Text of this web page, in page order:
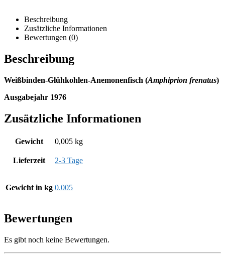
Beschreibung
Zusätzliche Informationen
Bewertungen (0)
Beschreibung
Weißbinden-Glühkohlen-Anemonenfisch (Amphiprion frenatus)
Ausgabejahr 1976
Zusätzliche Informationen
Gewicht 0,005 kg
Lieferzeit 2-3 Tage
Gewicht in kg 0.005
Bewertungen
Es gibt noch keine Bewertungen.